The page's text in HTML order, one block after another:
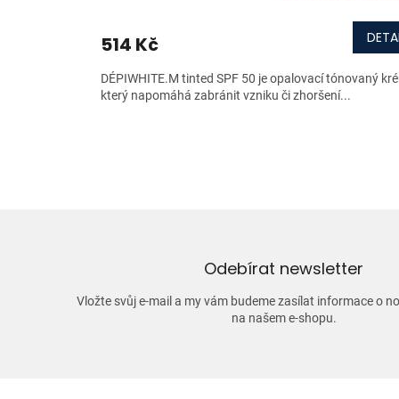
514 Kč
DÉPIWHITE.M tinted SPF 50 je opalovací tónovaný
který napomáhá zabránit vzniku či zhoršení...
Odebírat newsletter
Vložte svůj e-mail a my vám budeme zasílat informace o
na našem e-shopu.